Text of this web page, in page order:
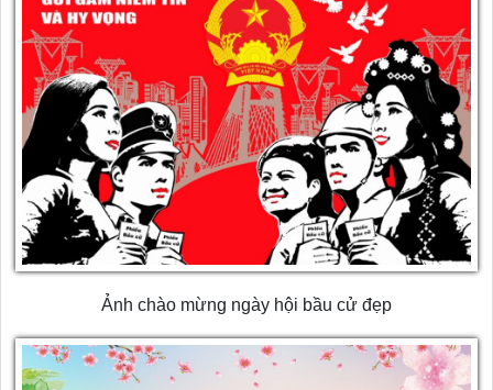
Ảnh chào mừng ngày hội bầu cử đẹp